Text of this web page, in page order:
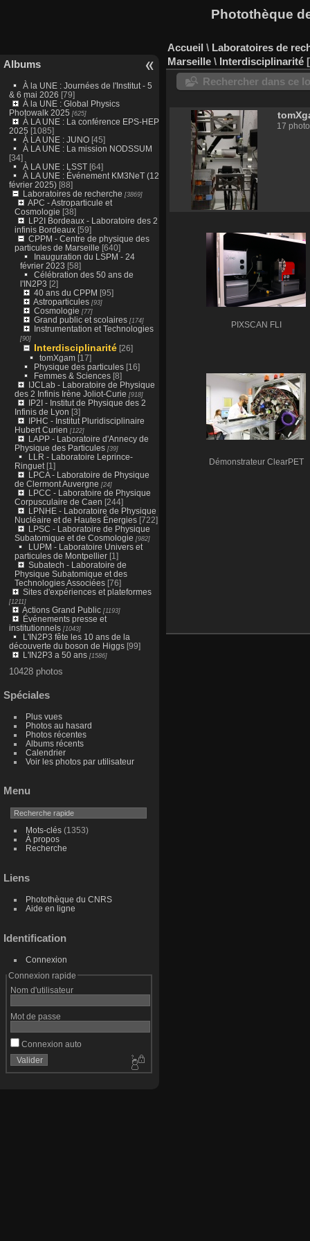
Photothèque
Albums
À la UNE : Journées de l'Institut - 5
& 6 mai 2026 [79]
À la UNE : Global Physics
Photowalk 2025 [625]
À LA UNE : La conférence EPS-HEP
2025 [1085]
À LA UNE : JUNO [45]
À LA UNE : La mission NODSSUM
[34]
À LA UNE : LSST[64]
À LA UNE : Événement KM3NeT (12
février 2025)[88]
Laboratoires de recherche [3869]
APC - Astroparticule et
Cosmologie [38]
LP2I Bordeaux - Laboratoire des 2
infinis Bordeaux[59]
CPPM - Centre de physique des
particules de Marseille [640]
Inauguration du LSPM - 24
février 2023 [58]
Célébration des 50 ans de
l'IN2P3 [2]
40 ans du CPPM [95]
Astroparticules[93]
Cosmologie [77]
Grand public et scolaires[174]
Instrumentation et Technologies
[90]
Interdisciplinarité[26]
tomXgam[17]
Physique des particules[16]
Femmes & Sciences[8]
IJCLab - Laboratoire de Physique
des 2 Infinis Irène Joliot-Curie [918]
IP2I - Institut de Physique des 2
Infinis de Lyon [3]
IPHC - Institut Pluridisciplinaire
Hubert Curien [122]
LAPP - Laboratoire d'Annecy de
Physique des Particules[39]
LLR - Laboratoire Leprince-
Ringuet[1]
LPCA - Laboratoire de Physique
de Clermont Auvergne [24]
LPCC - Laboratoire de Physique
Corpusculaire de Caen [244]
LPNHE - Laboratoire de Physique
Nucléaire et de Hautes Énergies[722]
LPSC - Laboratoire de Physique
Subatomique et de Cosmologie [982]
LUPM - Laboratoire Univers et
particules de Montpellier[1]
Subatech - Laboratoire de
Physique Subatomique et des
Technologies Associées[76]
Sites d'expériences et plateformes
[1211]
Actions Grand Public[1193]
Événements presse et
institutionnels[1043]
L'IN2P3 fête les 10 ans de la
découverte du boson de Higgs[99]
L'IN2P3 a 50 ans[1586]
10428 photos
Spéciales
Plus vues
Photos au hasard
Photos récentes
Albums récents
Calendrier
Voir les photos par utilisateur
Menu
Mots-clés(1353)
À propos
Recherche
Liens
Photothèque du CNRS
Aide en ligne
Identification
Connexion
Connexion rapide
Nom d'utilisateur
Mot de passe
Connexion auto
Accueil \ Laboratoires de
Marseille \ Interdisciplinarité
Rechercher dans ce
17
PIXSCAN FLI
Démonstrateur ClearPET